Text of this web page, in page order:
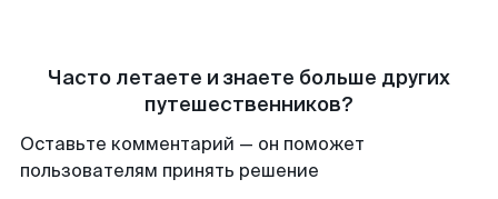
Часто летаете и знаете больше других
путешественников?
Оставьте комментарий — он поможет
пользователям принять решение